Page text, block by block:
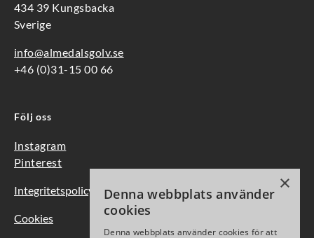
434 39 Kungsbacka
Sverige
info@almedalsgolv.se
+46 (0)31-15 00 66
Följ oss
Instagram
Pinterest
Integritetspolicy
Cookies
×
Denna webbplats använder
cookies
Denna webbplats använder cookies för att